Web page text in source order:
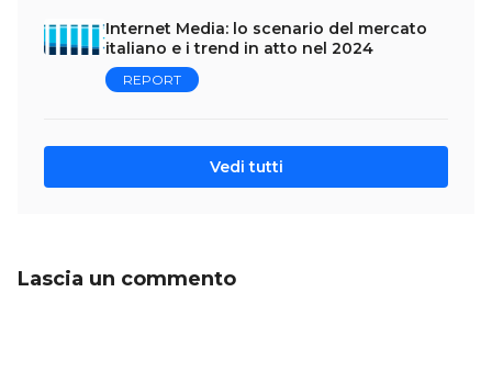
Internet Media: lo scenario del mercato
italiano e i trend in atto nel 2024
REPORT
Vedi tutti
Lascia un commento